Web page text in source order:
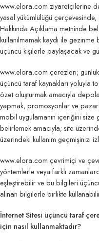
www.elora.com ziyaretçilerine
yasal yükümlülüğü
Hakkında Açıklama metninde
kullanılmamak kaydı ile
üçüncü kişilerle paylaşacak ve
www.elora.com çerezleri;
üçüncü taraf kaynakları yoluyla
özet oluşturmak amacıyla
yapmak, promosyonlar ve
mobil uygulamanın içeriğini
belirlemek amacıyla; site
üzerindeki kullanım geçmişinizi
www.elora.com çevrimiçi ve
yöntemlerle veya farklı
eşleştirebilir ve bu bilgileri
alınan bilgilerle birlikte
İnternet Sitesi üçüncü taraf
için nasıl kullanmaktadır?